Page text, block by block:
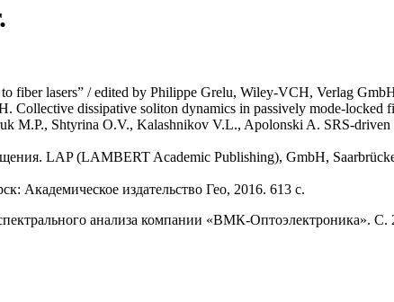
fiber lasers” / edited by Philippe Grelu, Wiley-VCH, Verlag
dissipative soliton dynamics in passively mode-locked
M.P., Shtyrina O.V., Kalashnikov V.L., Apolonski A. SRS-driven
LAP (LAMBERT Academic Publishing), GmbH,
Академическое издательство Гео, 2016. 613 с.
анализа компании «ВМК-Оптоэлектроника». С.